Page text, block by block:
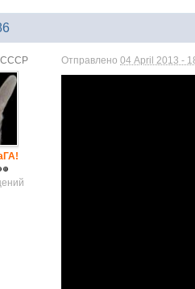
СССР Отправлено04 April 2013 -